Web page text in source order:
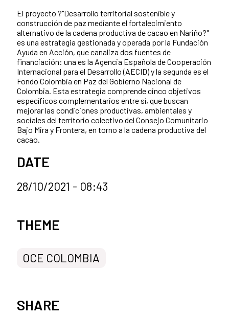
El proyecto ?"Desarrollo territorial sostenible y
construcción de paz mediante el fortalecimiento
alternativo de la cadena productiva de cacao en Nariño?"
es una estrategia gestionada y operada por la Fundación
Ayuda en Acción, que canaliza dos fuentes de
financiación: una es la Agencia Española de Cooperación
Internacional para el Desarrollo (AECID) y la segunda es el
Fondo Colombia en Paz del Gobierno Nacional de
Colombia. Esta estrategia comprende cinco objetivos
específicos complementarios entre sí, que buscan
mejorar las condiciones productivas, ambientales y
sociales del territorio colectivo del Consejo Comunitario
Bajo Mira y Frontera, en torno a la cadena productiva del
cacao.
DATE
28/10/2021 - 08:43
News categories
THEME
OCE COLOMBIA
SHARE